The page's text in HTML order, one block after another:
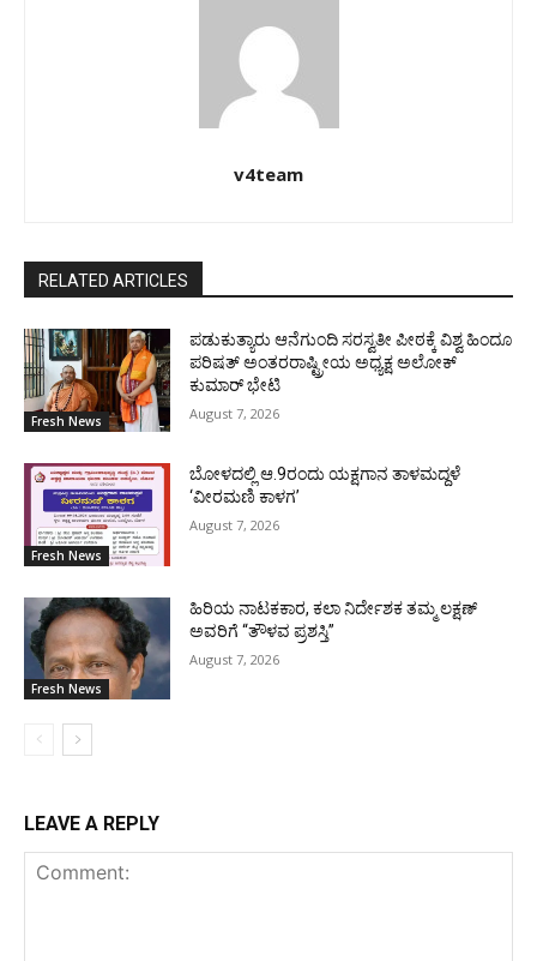
v4team
RELATED ARTICLES
Fresh News
ಪಡುಕುತ್ಯಾರು ಆನೆಗುಂದಿ ಸರಸ್ವತೀ ಪೀಠಕ್ಕೆ ವಿಶ್ವ ಹಿಂದೂ
ಪರಿಷತ್ ಅಂತರರಾಷ್ಟ್ರೀಯ ಅಧ್ಯಕ್ಷ ಅಲೋಕ್
ಕುಮಾರ್ ಭೇಟಿ
August 7, 2026
Fresh News
ಬೋಳದಲ್ಲಿ ಆ.9ರಂದು ಯಕ್ಷಗಾನ ತಾಳಮದ್ದಳೆ
‘ವೀರಮಣಿ ಕಾಳಗ’
August 7, 2026
Fresh News
ಹಿರಿಯ ನಾಟಕಕಾರ, ಕಲಾ ನಿರ್ದೇಶಕ ತಮ್ಮ ಲಕ್ಷಣ್
ಅವರಿಗೆ “ತೌಳವ ಪ್ರಶಸ್ತಿ”
August 7, 2026
LEAVE A REPLY